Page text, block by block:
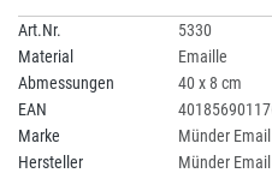
Art.Nr.
5330
Material
Emaille
Abmessungen
40 x 8 cm
EAN
Marke
Münder
Hersteller
Münder